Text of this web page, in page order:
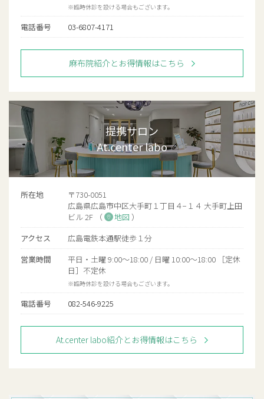
※臨時休診を設ける場合もございます。
電話番号 03-6807-4171
麻布院紹介とお得情報はこちら
提携サロン
At.center labo
所在地
〒730-0051
広島県広島市中区大手町１丁目４−１４ 大手町上田
ビル 2F （
地図 ）
アクセス
広島電鉄本通駅徒歩１分
営業時間
平日・土曜 9:00〜18:00 / 日曜 10:00〜18:00 ［定休
日］不定休
※臨時休診を設ける場合もございます。
電話番号 082-546-9225
At.center labo紹介とお得情報はこちら